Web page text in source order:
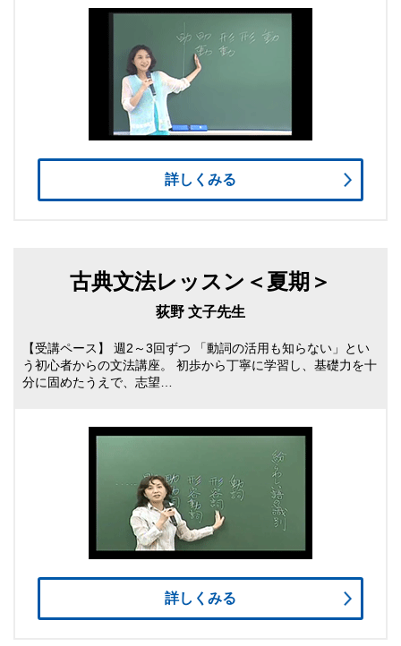
詳しくみる
古典文法レッスン＜夏期＞
荻野 文子先生
【受講ペース】 週2～3回ずつ 「動詞の活用も知らない」とい
う初心者からの文法講座。 初歩から丁寧に学習し、基礎力を十
分に固めたうえで、志望…
詳しくみる